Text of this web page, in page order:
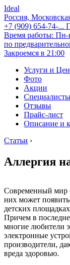
Ideal
Россия,
+7 (909) 654-74-...
Время работы: Пн-
по
Закроемся в 21:00
Услуги и
Фото
Акции
Специалисты
Отзывы
Прайс-лист
Описание и
Статьи ›
Аллергия
Современный мир
них может
детских
Причем в
многие любители
электронные
производители,
вреда здоровью.